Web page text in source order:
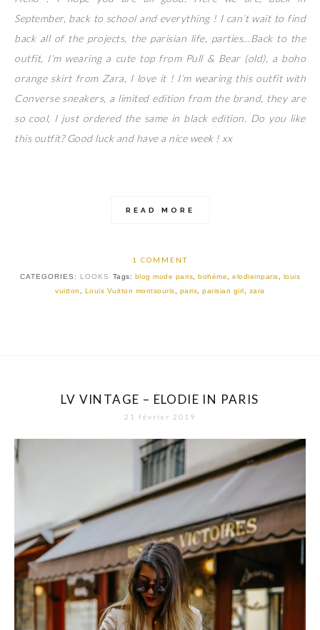
September, back to school and everything ! I can’t wait to find
back all of the projects, the parisian life, parties…Back to the
outfit, I’m wearing a cute top from Pull & Bear (old), a boho
orange skirt from Zara, I love it ! I’m wearing this outfit with
Converse sneakers, a limited edition from the brand, they are
so cool, I just ordered the same in black edition. Do you like
this outfit? Good luck and have a nice week ! xx
READ MORE
1 COMMENT
CATEGORIES: LOOKS Tags: blog mode paris ,bohème ,elodieinparis
louis
vuitton
Louis Vuitton montsouris paris ,parisian girl zara
LV VINTAGE – ELODIE IN PARIS
21 février 2019